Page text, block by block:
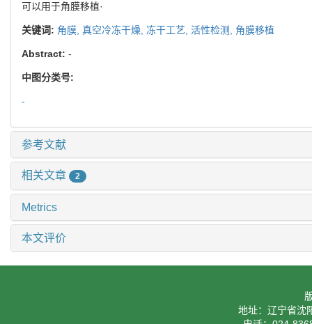
可以用于角膜移植·
关键词: 角膜, 真空冷冻干燥, 冻干工艺, 活性检测, 角膜移植
Abstract: -
中图分类号:
-
参考文献
相关文章 2
Metrics
本文评价
地址：辽宁省沈